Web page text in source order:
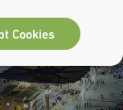
Cookies